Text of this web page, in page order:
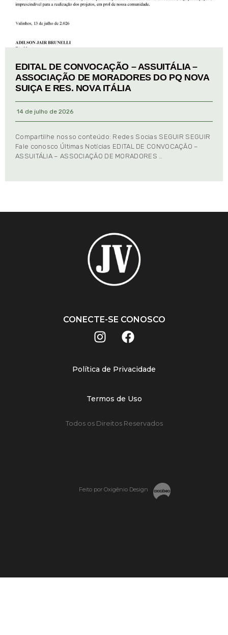
EDITAL DE CONVOCAÇÃO – ASSUITÁLIA –
ASSOCIAÇÃO DE MORADORES DO PQ NOVA
SUIÇA E RES. NOVA ITÁLIA
14 de julho de 2026
Compartilhe nosso conteúdo: Redes Socias SEGUIR SEGUIR
Fale conosco Últimas Notícias EDITAL DE CONVOCAÇÃO –
ASSUITÁLIA – ASSOCIAÇÃO DE MORADORES …
CONECTE-SE CONOSCO
Política de Privacidade
Termos de Uso
Todos os Direitos Reservados
Feito por Oxigênio Design